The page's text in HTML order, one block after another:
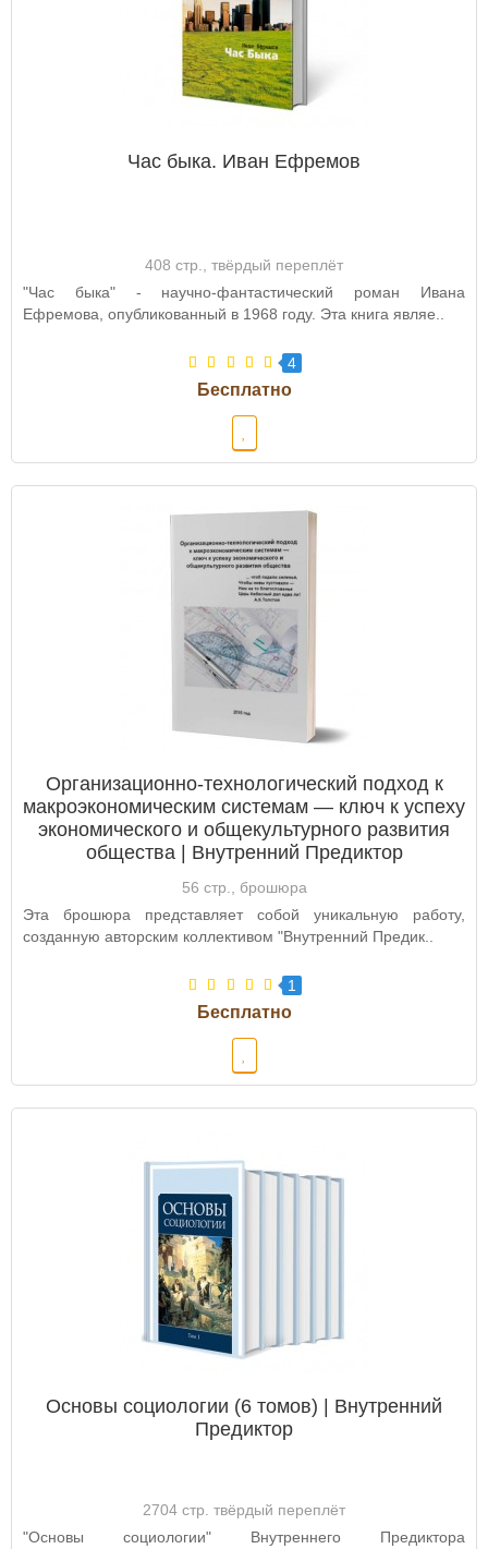
Час быка. Иван Ефремов
408 стр., твёрдый переплёт
"Час быка" - научно-фантастический роман Ивана
Ефремова, опубликованный в 1968 году. Эта книга являе..
4
Организационно-технологический подход к
макроэкономическим системам — ключ к успеху
экономического и общекультурного развития
общества | Внутренний Предиктор
56 стр., брошюра
Эта брошюра представляет собой уникальную работу,
созданную авторским коллективом "Внутренний Предик..
1
Основы социологии (6 томов) | Внутренний
Предиктор
2704 стр. твёрдый переплёт
"Основы социологии" Внутреннего Предиктора